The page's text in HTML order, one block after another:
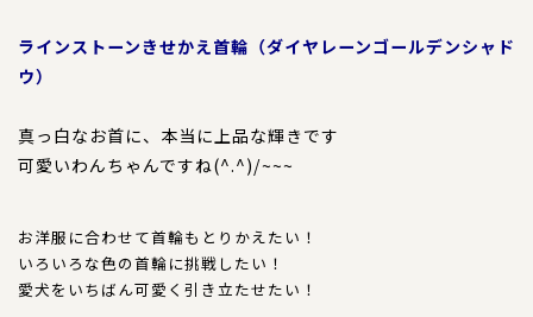
犬のネックレス
犬の本革ハーフチョーク
犬のチャーム
ラインストーンきせかえ首輪（ダイヤレーンゴールデンシャド
ウ）
真っ白なお首に、本当に上品な輝きです
可愛いわんちゃんですね(^.^)/~~~
お洋服に合わせて首輪もとりかえたい！
いろいろな色の首輪に挑戦したい！
愛犬をいちばん可愛く引き立たせたい！